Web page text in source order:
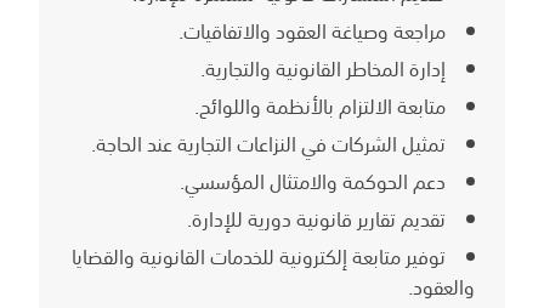
مراجعة وصياغة العقود والاتفاقيات.
إدارة المخاطر القانونية والتجارية.
متابعة الالتزام بالأنظمة واللوائح.
تمثيل الشركات في النزاعات التجارية عند الحاجة.
دعم الحوكمة والامتثال المؤسسي.
تقديم تقارير قانونية دورية للإدارة.
توفير متابعة إلكترونية للخدمات القانونية والقضايا
والعقود.